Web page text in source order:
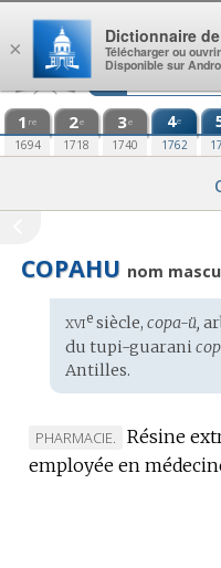
Aller au contenu
1 re
1694
2e
1718
3e
1740
4e
1762
COPAHU nom
Étymologie
:
xviesiècle, copa-ü,
du tupi-guarani
Antilles.
MARQUE
DE
PHARMACIE.
Résine
employée en
×
Dictionnaire
Télécharger ou
Disponible sur